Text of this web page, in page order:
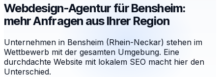
Webdesign-Agentur für Bensheim:
mehr Anfragen aus Ihrer Region
Unternehmen in Bensheim (Rhein-Neckar) stehen im
Wettbewerb mit der gesamten Umgebung. Eine
durchdachte Website mit lokalem SEO macht hier den
Unterschied.